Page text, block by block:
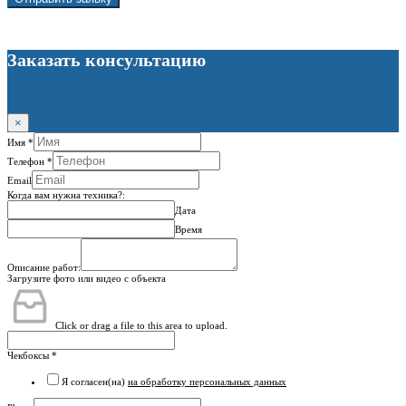
Заказать консультацию
×
Имя *
Телефон *
Email
Когда вам нужна техника?:
Дата
Время
Описание работ:
Загрузите фото или видео с объекта
Click or drag a file to this area to upload.
Чекбоксы *
Я согласен(на) на обработку персональных данных